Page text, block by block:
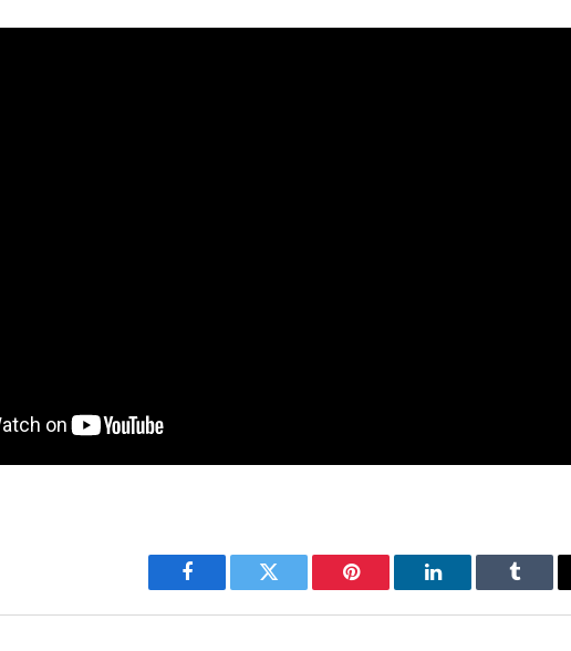
Facebook Twitter Pinterest LinkedIn Tumblr